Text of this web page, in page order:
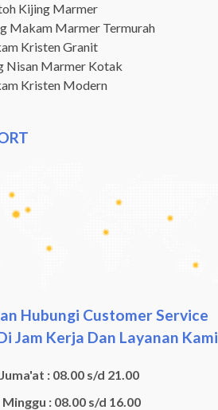
Kijing Marmer
Makam Marmer Termurah
Kristen Granit
Nisan Marmer Kotak
Kristen Modern
Hubungi Customer Service
Jam Kerja Dan Layanan Kami
: 08.00 s/d 21.00
: 08.00 s/d 16.00